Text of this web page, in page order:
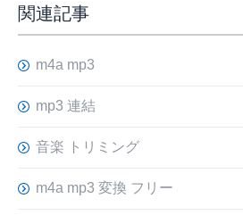
関連記事
m4a mp3
mp3 連結
音楽 トリミング
m4a mp3 変換 フリー